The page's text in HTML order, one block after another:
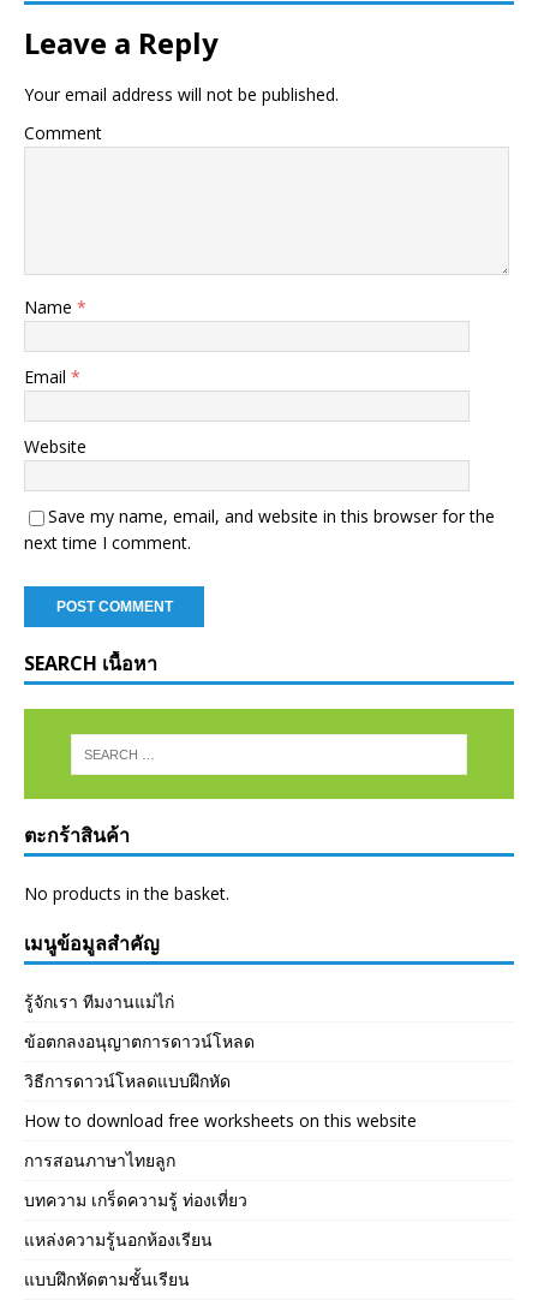
Leave a Reply
Your email address will not be published.
Comment
Name *
Email *
Website
Save my name, email, and website in this browser for the
next time I comment.
SEARCH เนื้อหา
ตะกร้าสินค้า
No products in the basket.
เมนูข้อมูลสำคัญ
รู้จักเรา ทีมงานแม่ไก่
ข้อตกลงอนุญาตการดาวน์โหลด
วิธีการดาวน์โหลดแบบฝึกหัด
How to download free worksheets on this website
การสอนภาษาไทยลูก
บทความ เกร็ดความรู้ ท่องเที่ยว
แหล่งความรู้นอกห้องเรียน
แบบฝึกหัดตามชั้นเรียน